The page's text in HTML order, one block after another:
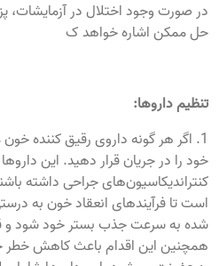
در صورت وجود اختلال در
حل ممکن اشاره خواهد ک
تنظیم داروها:
1. اگر هر گونه داروی رقیق کننده
خود را در جریان قرار دهید. این
کنتراندیکاسیون‌های جراحی داشته
است تا فرآیندهای انعقاد خون به
شده به سرعت جذب بستر خود شود و
همچنین این اقدام باعث کاهش خطر